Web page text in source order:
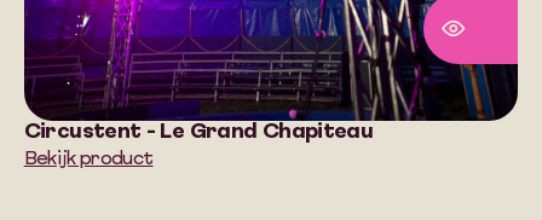
Circustent - Le Grand Chapiteau
Bekijk product